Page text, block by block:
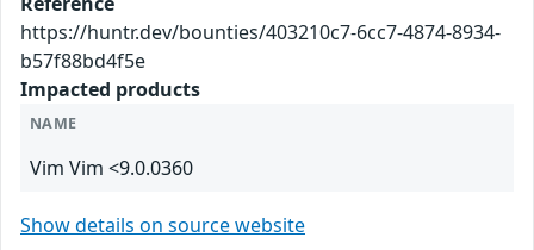
https://huntr.dev/bounties/403210c7-6cc7-4874-8934-
b57f88bd4f5e
Impacted products
NAME
Vim Vim <9.0.0360
Show details on source website